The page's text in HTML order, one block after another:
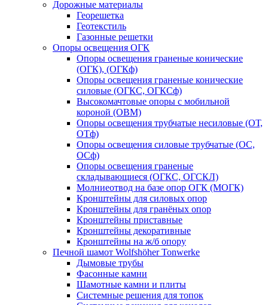
Дорожные материалы
Георешетка
Геотекстиль
Газонные решетки
Опоры освещения ОГК
Опоры освещения граненые конические
(ОГК), (ОГКф)
Опоры освещения граненые конические
силовые (ОГКС, ОГКСф)
Высокомачтовые опоры с мобильной
короной (ОВМ)
Опоры освещения трубчатые несиловые (ОТ,
ОТф)
Опоры освещения силовые трубчатые (ОС,
ОСф)
Опоры освещения граненые
складывающиеся (ОГКС, ОГСКЛ)
Молниеотвод на базе опор ОГК (МОГК)
Кронштейны для силовых опор
Кронштейны для гранёных опор
Кронштейны приставные
Кронштейны декоративные
Кронштейны на ж/б опору
Печной шамот Wolfshöher Tonwerke
Дымовые трубы
Фасонные камни
Шамотные камни и плиты
Системные решения для топок